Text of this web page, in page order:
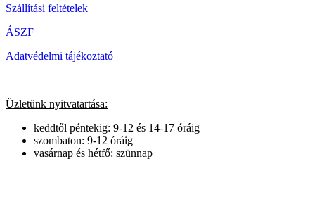
Szállítási feltételek
ÁSZF
Adatvédelmi tájékoztató
Üzletünk nyitvatartása:
keddtől péntekig: 9-12 és 14-17 óráig
szombaton: 9-12 óráig
vasárnap és hétfő: szünnap